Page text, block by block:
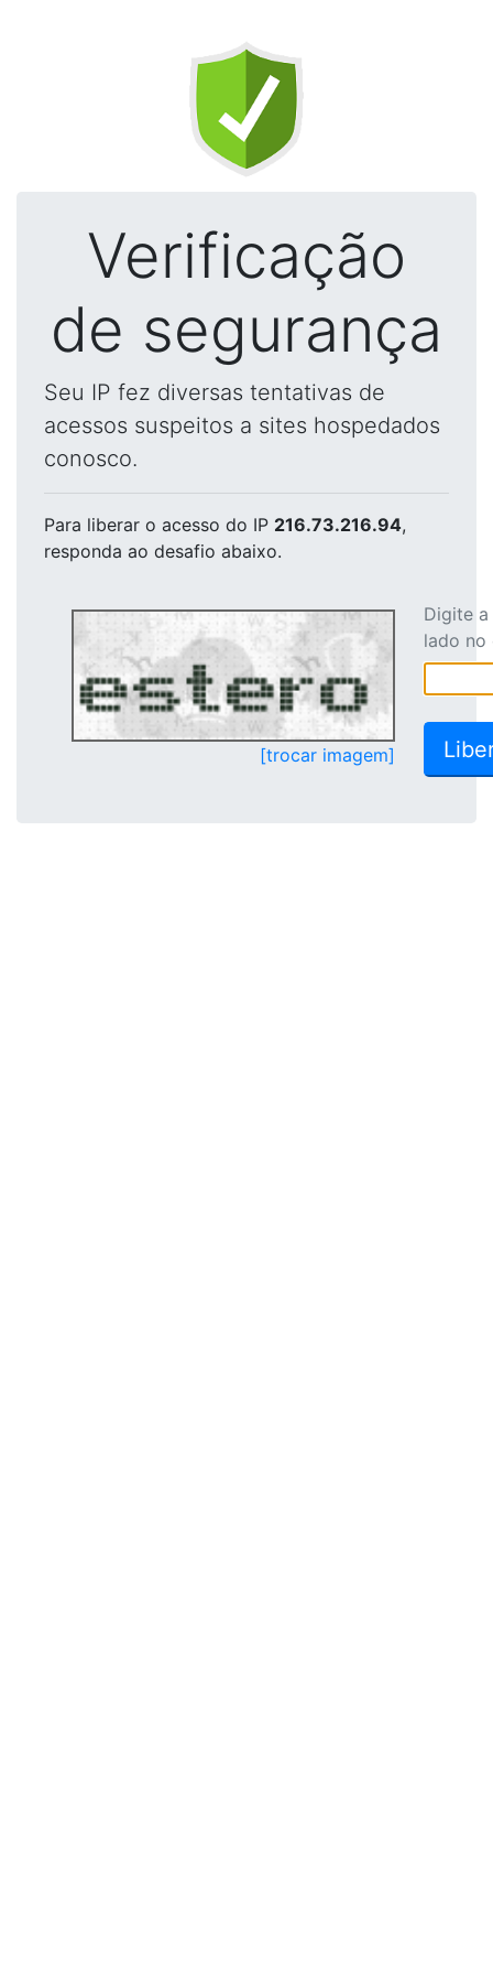
Verificação
de segurança
Seu IP fez diversas tentativas de
acessos suspeitos a sites hospedados
conosco.
Para liberar o acesso do IP 216.73.216.94,
responda ao desafio abaixo.
[trocar imagem]
Digite
lado no